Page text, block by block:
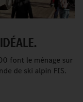
font le ménage sur
de ski alpin FIS.